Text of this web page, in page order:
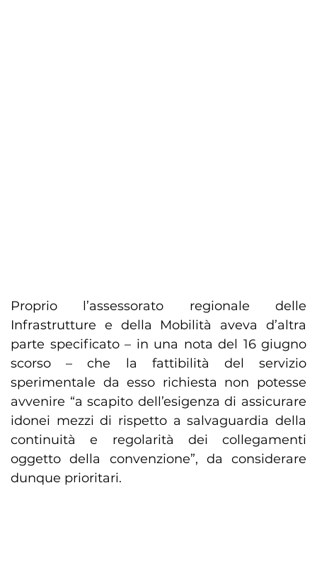
Proprio l’assessorato regionale delle
Infrastrutture e della Mobilità aveva d’altra
parte specificato – in una nota del 16 giugno
scorso – che la fattibilità del servizio
sperimentale da esso richiesta non potesse
avvenire “a scapito dell’esigenza di assicurare
idonei mezzi di rispetto a salvaguardia della
continuità e regolarità dei collegamenti
oggetto della convenzione”, da considerare
dunque prioritari.